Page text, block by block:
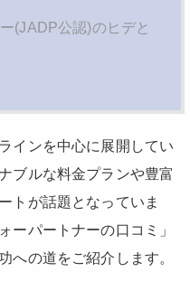
(JADP公認)のヒデと
インを中心に展開してい
ブルな料金プランや豊富
トが話題となっていま
ーパートナーの口コミ」
への道をご紹介します。